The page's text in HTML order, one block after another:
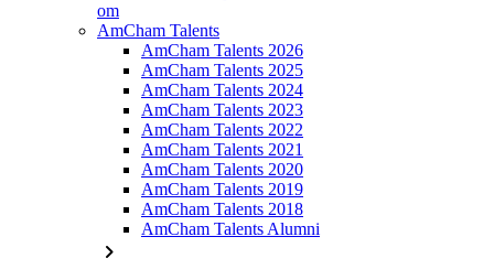
om
AmCham Talents
AmCham Talents 2026
AmCham Talents 2025
AmCham Talents 2024
AmCham Talents 2023
AmCham Talents 2022
AmCham Talents 2021
AmCham Talents 2020
AmCham Talents 2019
AmCham Talents 2018
AmCham Talents Alumni
chevron_right